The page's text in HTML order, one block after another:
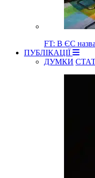
FT: В ЄС
ПУБЛІКАЦІЇ
ДУМКИ